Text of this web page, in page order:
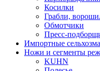
Косилки
Грабли,
Обмотчики
Пресс-
Импортные
Ножи и сегменты
KUHN